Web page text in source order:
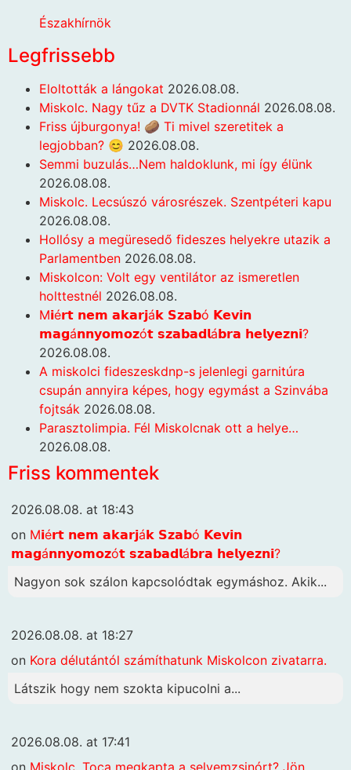
Északhírnök
Legfrissebb
Eloltották a lángokat 2026.08.08.
Miskolc. Nagy tűz a DVTK Stadionnál 2026.08.08.
Friss újburgonya! 🥔 Ti mivel szeretitek a
legjobban? 😊 2026.08.08.
Semmi buzulás…Nem haldoklunk, mi így élünk
2026.08.08.
Miskolc. Lecsúszó városrészek. Szentpéteri kapu
2026.08.08.
Hollósy a megüresedő fideszes helyekre utazik a
Parlamentben 2026.08.08.
Miskolcon: Volt egy ventilátor az ismeretlen
holttestnél 2026.08.08.
M𝗶é𝗿𝘁 𝗻𝗲𝗺 𝗮𝗸𝗮𝗿𝗷á𝗸 𝗦𝘇𝗮𝗯ó 𝗞𝗲𝘃𝗶𝗻
𝗺𝗮𝗴á𝗻𝗻𝘆𝗼𝗺𝗼𝘇ó𝘁 𝘀𝘇𝗮𝗯𝗮𝗱𝗹á𝗯𝗿𝗮 𝗵𝗲𝗹𝘆𝗲𝘇𝗻𝗶?
2026.08.08.
A miskolci fideszeskdnp-s jelenlegi garnitúra
csupán annyira képes, hogy egymást a Szinvába
fojtsák 2026.08.08.
Parasztolimpia. Fél Miskolcnak ott a helye…
2026.08.08.
Friss kommentek
2026.08.08. at 18:43
on M𝗶é𝗿𝘁 𝗻𝗲𝗺 𝗮𝗸𝗮𝗿𝗷á𝗸 𝗦𝘇𝗮𝗯ó 𝗞𝗲𝘃𝗶𝗻
𝗺𝗮𝗴á𝗻𝗻𝘆𝗼𝗺𝗼𝘇ó𝘁 𝘀𝘇𝗮𝗯𝗮𝗱𝗹á𝗯𝗿𝗮 𝗵𝗲𝗹𝘆𝗲𝘇𝗻𝗶?
Nagyon sok szálon kapcsolódtak egymáshoz. Akik...
2026.08.08. at 18:27
on Kora délutántól számíthatunk Miskolcon zivatarra.
Látszik hogy nem szokta kipucolni a...
2026.08.08. at 17:41
on Miskolc. Toca megkapta a selyemzsinórt? Jön